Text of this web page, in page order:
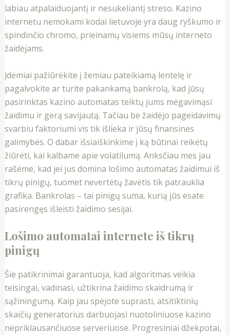
labiau atpalaiduojantį ir nesukeliantį streso. Kazino
internetu nemokami kodai lietuvoje yra daug ryškumo ir
spindinčio chromo, prieinamų visiems mūsų interneto
žaidėjams.
Įdėmiai pažiūrėkite į žemiau pateikiamą lentelę ir
pagalvokite ar turite pakankamą bankrolą, kad jūsų
pasirinktas kazino automatas teiktų jums mėgavimąsi
žaidimu ir gerą savijautą. Tačiau be žaidėjo pageidavimų
svarbiu faktoriumi vis tik išlieka ir jūsų finansinės
galimybės. O dabar išsiaiškinkime į ką būtinai reikėtų
žiūrėti, kai kalbame apie volatilumą. Anksčiau mes jau
rašėme, kad jei jus domina lošimo automatas žaidimui iš
tikrų pinigų, tuomet nevertėtų žavėtis tik patrauklia
grafika. Bankrolas – tai pinigų suma, kurią jūs esate
pasirengęs išleisti žaidimo sesijai.
Lošimo automatai internete iš tikrų
pinigų
Šie patikrinimai garantuoja, kad algoritmas veikia
teisingai, vadinasi, užtikrina žaidimo skaidrumą ir
sąžiningumą. Kaip jau spėjote suprasti, atsitiktinių
skaičių generatorius darbuojasi nuotoliniuose kazino
nepriklausančiuose serveriuose. Progresiniai džekpotai,